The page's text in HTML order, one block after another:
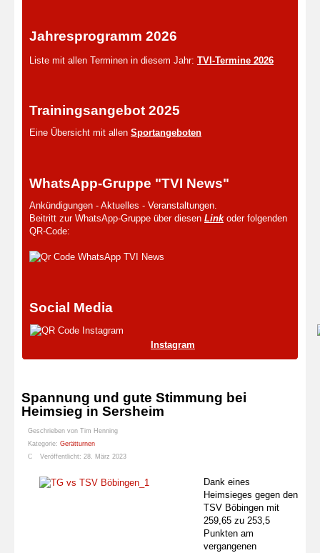
Jahresprogramm 2026
Liste mit allen Terminen in diesem Jahr: TVI-Termine 2026
Trainingsangebot 2025
Eine Übersicht mit allen Sportangeboten
WhatsApp-Gruppe "TVI News"
Ankündigungen - Aktuelles - Veranstaltungen.
Beitritt zur WhatsApp-Gruppe über diesen Linkoder folgenden
QR-Code:
Social Media
Instagram
Spannung und gute Stimmung bei
Heimsieg in Sersheim
Geschrieben von Tim Henning
Kategorie: Gerätturnen
Veröffentlicht: 28. März 2023
Dank eines
Heimsieges gegen den
TSV Böbingen mit
259,65 zu 253,5
Punkten am
vergangenen